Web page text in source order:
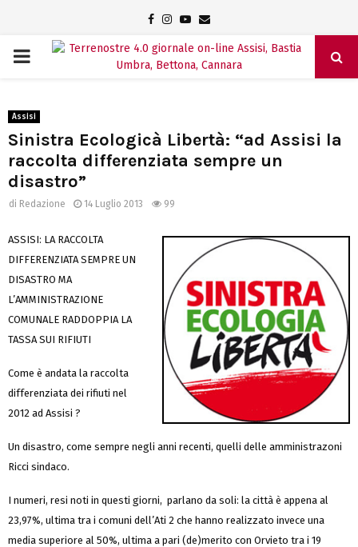
Facebook
Instagram
Youtube
Email
PRIMARY
Assisi
Sinistra Ecologicà Libertà: “ad Assisi la
raccolta differenziata sempre un
disastro”
di Redazione 14 Luglio 2013 99
ASSISI: LA RACCOLTA
DIFFERENZIATA SEMPRE UN
DISASTRO MA
L’AMMINISTRAZIONE
COMUNALE RADDOPPIA LA
TASSA SUI RIFIUTI
Come è andata la raccolta
differenziata dei rifiuti nel
2012 ad Assisi ?
Un disastro, come sempre negli anni recenti, quelli delle amministrazoni
Ricci sindaco.
I numeri, resi noti in questi giorni, parlano da soli: la città è appena al
23,97%, ultima tra i comuni dell’Ati 2 che hanno realizzato invece una
media superiore al 50%, ultima a pari (de)merito con Orvieto tra i 19